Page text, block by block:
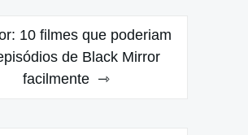
10 filmes que poderiam
de Black Mirror
facilmente